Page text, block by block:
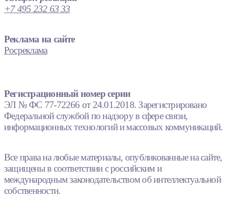
+7 495 232 63 33
Реклама на сайте
Росреклама
Регистрационный номер серии
ЭЛ № ФС 77-72266 от 24.01.2018. Зарегистрировано
Федеральной службой по надзору в сфере связи,
информационных технологий и массовых коммуникаций.
Все права на любые материалы, опубликованные на сайте,
защищены в соответствии с российским и
международным законодательством об интеллектуальной
собственности.